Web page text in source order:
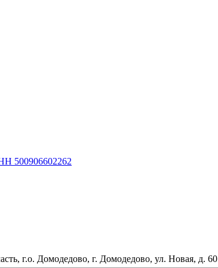
г.о. Домодедово, г. Домодедово, ул. Новая, д. 60